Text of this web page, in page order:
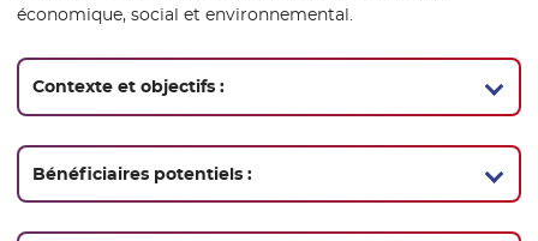
économique, social et environnemental.
Contexte et objectifs :
Bénéficiaires potentiels :